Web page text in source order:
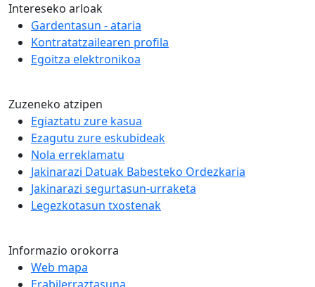
Intereseko arloak
Gardentasun - ataria
Kontratatzailearen profila
Egoitza elektronikoa
Zuzeneko atzipen
Egiaztatu zure kasua
Ezagutu zure eskubideak
Nola erreklamatu
Jakinarazi Datuak Babesteko Ordezkaria
Jakinarazi segurtasun-urraketa
Legezkotasun txostenak
Informazio orokorra
Web mapa